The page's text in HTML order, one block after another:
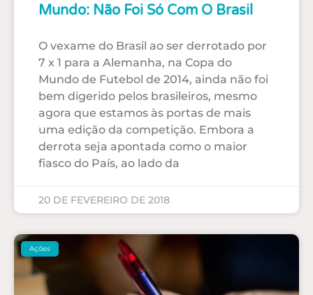
Mundo: Não Foi Só Com O Brasil
O vexame do Brasil ao ser derrotado por
7 x 1 para a Alemanha, na Copa do
Mundo de Futebol de 2014, ainda não foi
bem digerido pelos brasileiros, mesmo
agora que estamos às portas de mais
uma edição da competição. Embora a
derrota seja apontada como o maior
fiasco do País, ao lado da
20 DE FEVEREIRO DE 2018
Ações